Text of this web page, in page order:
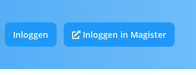
Inloggen Inloggen in Magister